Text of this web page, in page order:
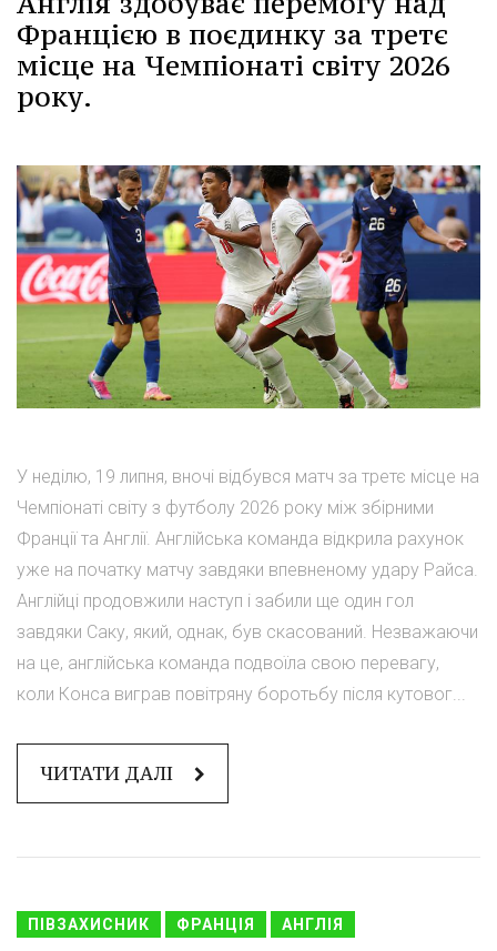
Францією в поєдинку за третє
місце на Чемпіонаті світу 2026
року.
У неділю, 19 липня, вночі відбувся матч за третє місце на
Чемпіонаті світу з футболу 2026 року між збірними
Франції та Англії. Англійська команда відкрила рахунок
уже на початку матчу завдяки впевненому удару Райса.
Англійці продовжили наступ і забили ще один гол
завдяки Саку, який, однак, був скасований. Незважаючи
на це, англійська команда подвоїла свою перевагу,
коли Конса виграв повітряну боротьбу після кутовог...
ЧИТАТИ ДАЛІ
ПІВЗАХИСНИК ФРАНЦІЯ АНГЛІЯ